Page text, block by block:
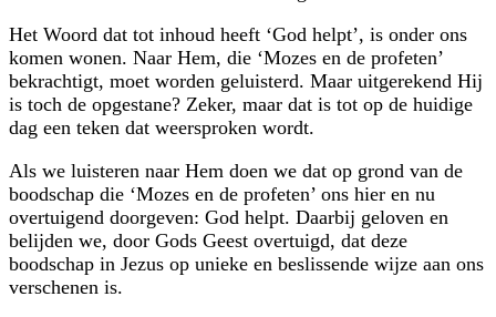
Het Woord dat tot inhoud heeft ‘God helpt’, is onder ons
komen wonen. Naar Hem, die ‘Mozes en de profeten’
bekrachtigt, moet worden geluisterd. Maar uitgerekend Hij
is toch de opgestane? Zeker, maar dat is tot op de huidige
dag een teken dat weersproken wordt.
Als we luisteren naar Hem doen we dat op grond van de
boodschap die ‘Mozes en de profeten’ ons hier en nu
overtuigend doorgeven: God helpt. Daarbij geloven en
belijden we, door Gods Geest overtuigd, dat deze
boodschap in Jezus op unieke en beslissende wijze aan ons
verschenen is.